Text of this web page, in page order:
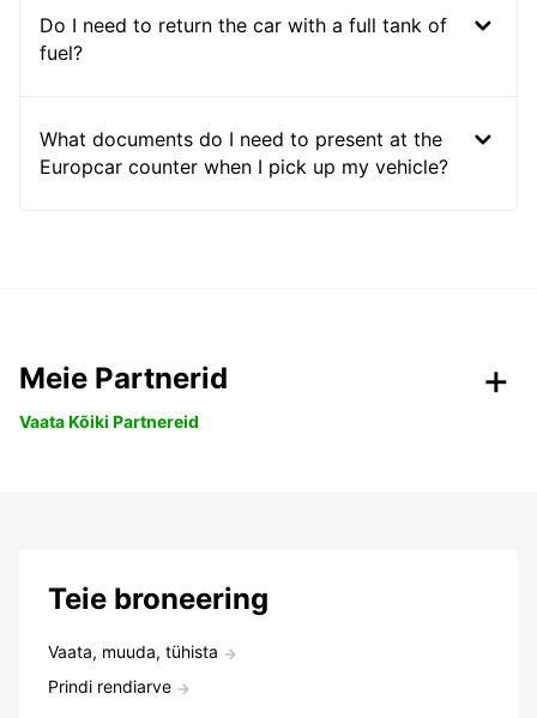
Do I need to return the car with a full tank of
fuel?
What documents do I need to present at the
Europcar counter when I pick up my vehicle?
Meie Partnerid
Vaata Kõiki Partnereid
Teie broneering
Vaata, muuda, tühista
Prindi rendiarve